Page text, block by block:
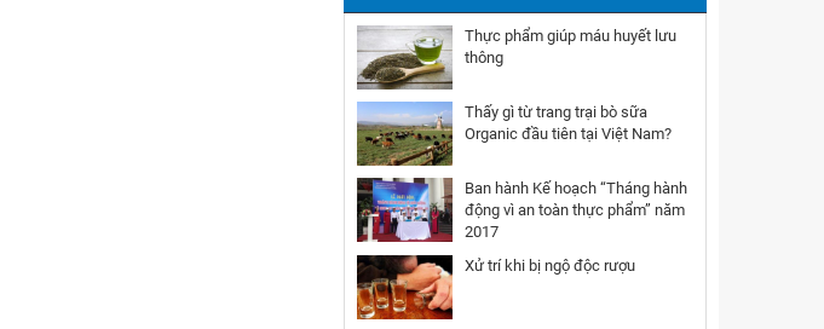
Thực phẩm giúp máu huyết lưu
thông
Thấy gì từ trang trại bò sữa
Organic đầu tiên tại Việt Nam?
Ban hành Kế hoạch “Tháng hành
động vì an toàn thực phẩm” năm
2017
Xử trí khi bị ngộ độc rượu